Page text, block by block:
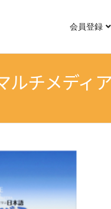
会員登録
チメディ